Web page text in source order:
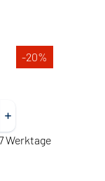
-20%
Werktage